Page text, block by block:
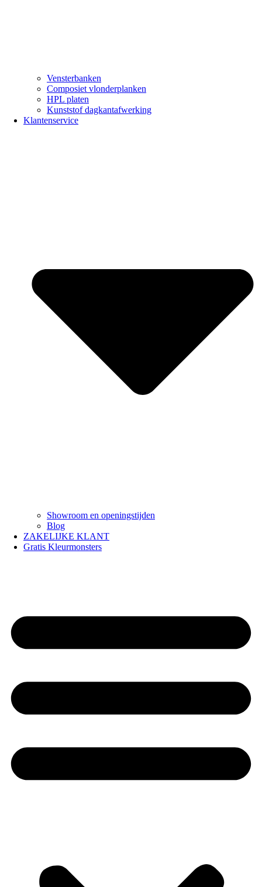
Vensterbanken
Composiet vlonderplanken
HPL platen
Kunststof dagkantafwerking
Klantenservice
Showroom en openingstijden
Blog
ZAKELIJKE KLANT
Gratis Kleurmonsters